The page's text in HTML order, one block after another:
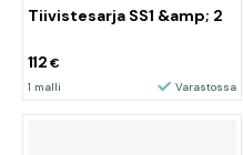
Tiivistesarja SS1 &amp; 2
112 €
1 malli Varastossa